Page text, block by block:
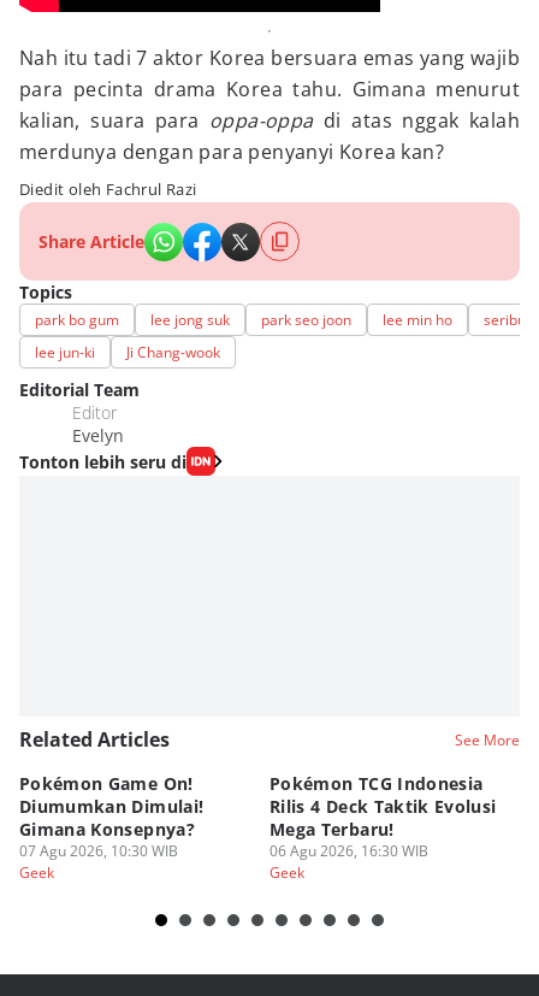
Nah itu tadi 7 aktor Korea bersuara emas yang wajib
para pecinta drama Korea tahu. Gimana menurut
kalian, suara para oppa-oppa di atas nggak kalah
merdunya dengan para penyanyi Korea kan?
Diedit oleh Fachrul Razi
Share Article
Topics
park bo gum lee jong suk park seo joon lee min ho
seribu
lee jun-ki
Ji Chang-wook
Editorial Team
Editor
Evelyn
Tonton lebih seru di
Related Articles See More
Pokémon Game On!
Diumumkan Dimulai!
Gimana Konsepnya?
07 Agu 2026, 10:30 WIB
Geek
Pokémon TCG Indonesia
Rilis 4 Deck Taktik Evolusi
Mega Terbaru!
06 Agu 2026, 16:30 WIB
Geek